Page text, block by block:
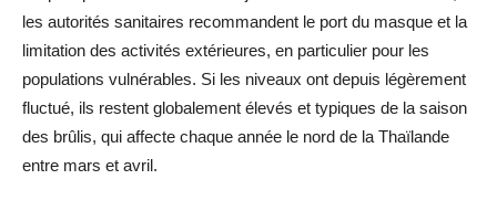
les autorités sanitaires recommandent le port du masque et la
limitation des activités extérieures, en particulier pour les
populations vulnérables. Si les niveaux ont depuis légèrement
fluctué, ils restent globalement élevés et typiques de la saison
des brûlis, qui affecte chaque année le nord de la Thaïlande
entre mars et avril.